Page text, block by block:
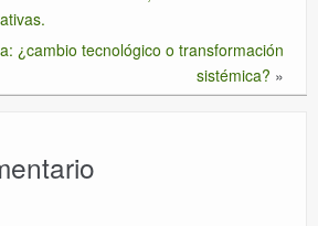
¿cambio tecnológico o transformación
sistémica? »